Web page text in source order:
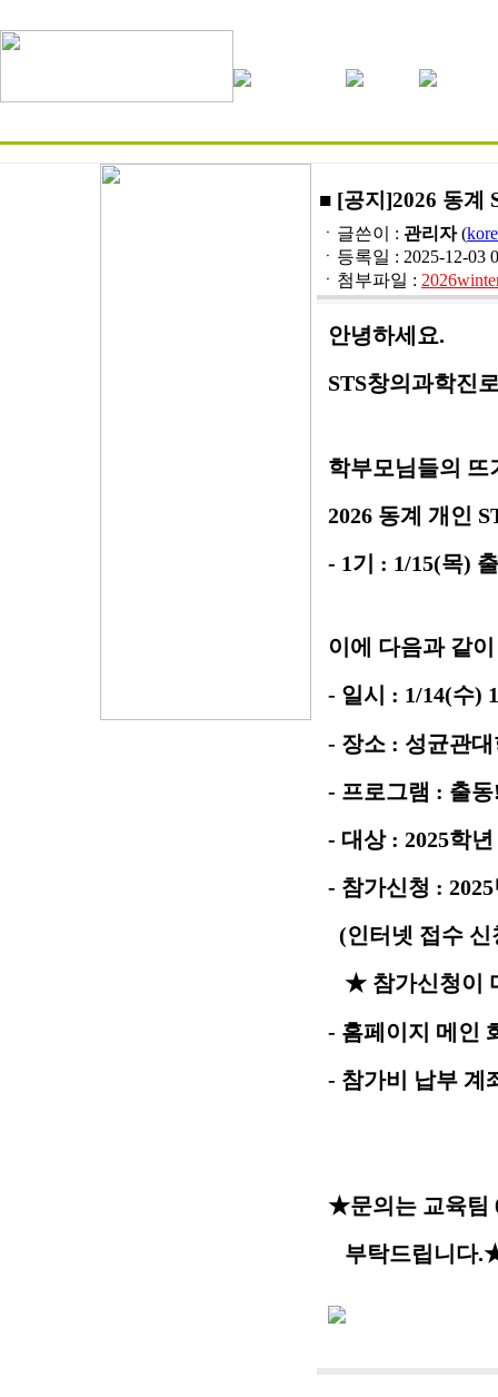
■ [공지]2026 동계
ㆍ글쓴이 : 관리자(
ㆍ등록일 : 2025-12-03
ㆍ첨부파일 :
안녕하세요.
STS창의과학진
학부모님들의 뜨
2026 동계 개인
- 1기 : 1/15(목)
이에 다음과 같
- 일시 : 1/14(수)
- 장소 : 성균관
- 프로그램 : 출
- 대상 : 2025학
- 참가신청 :
(인터넷 접수
★ 참가신청이
- 홈페이지 메인
- 참가비 납부 계
★문의는 교육팀
부탁드립니다